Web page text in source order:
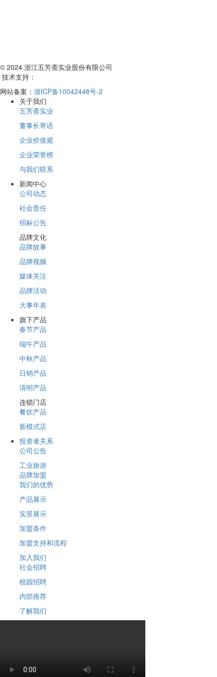
© 2024 浙江五芳斋实业股份有限公司
技术支持：
网站备案： 浙ICP备10042448号-2
关于我们
五芳斋实业
董事长寄语
企业价值观
企业荣誉榜
与我们联系
新闻中心
公司动态
社会责任
招标公告
品牌文化
品牌故事
品牌视频
媒体关注
品牌活动
大事年表
旗下产品
春节产品
端午产品
中秋产品
日销产品
清明产品
连锁门店
餐饮产品
新模式店
投资者关系
公司公告
工业旅游
品牌加盟
我们的优势
产品展示
实景展示
加盟条件
加盟支持和流程
加入我们
社会招聘
校园招聘
内部推荐
了解我们